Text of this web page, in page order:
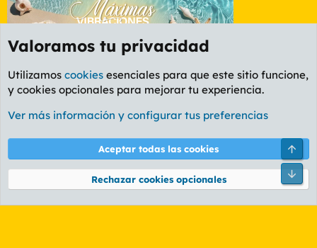
OCIO
Cookies
PL OLDSTYLE AMARILLO
Términos y reglas Política de privacidad Ayuda
Community platform by XenForo® © 2010-2026 XenForo Ltd.
Valoramos tu privacidad
Utilizamos cookies esenciales para que este sitio funcione,
y cookies opcionales para mejorar tu experiencia.
Ver más información y configurar tus preferencias
Aceptar todas las cookies
Rechazar cookies opcionales
Pie